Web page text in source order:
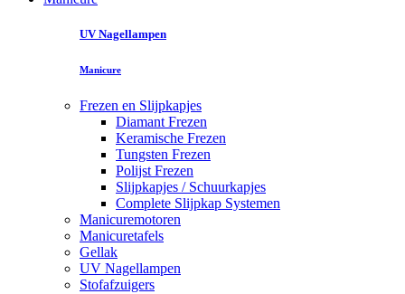
UV Nagellampen
Manicure
Frezen en Slijpkapjes
Diamant Frezen
Keramische Frezen
Tungsten Frezen
Polijst Frezen
Slijpkapjes / Schuurkapjes
Complete Slijpkap Systemen
Manicuremotoren
Manicuretafels
Gellak
UV Nagellampen
Stofafzuigers